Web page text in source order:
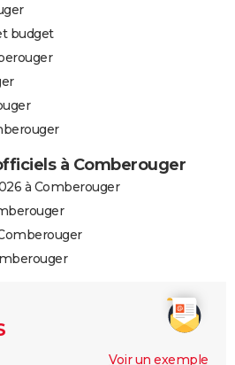
budget
à Comberouger
à Comberouger
Voir un exemple